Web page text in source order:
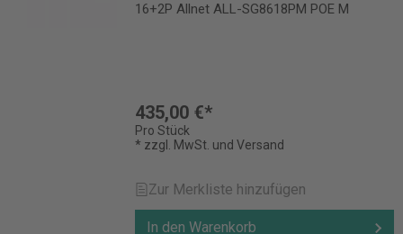
16+2P Allnet ALL-SG8618PM POE M
435,00 €*
Pro Stück
* zzgl. MwSt. und Versand
Zur Merkliste hinzufügen
In den Warenkorb